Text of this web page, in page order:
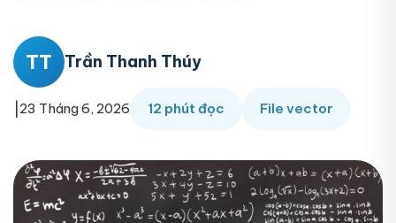
TT Trần Thanh Thúy
23 Tháng 6, 2026 12 phút đọc File vector